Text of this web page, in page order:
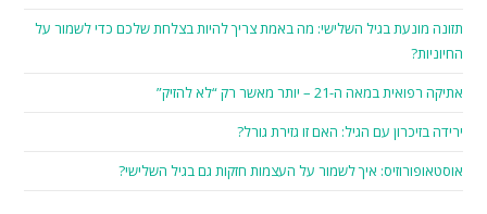
תזונה מונעת בגיל השלישי: מה באמת צריך להיות בצלחת שלכם כדי לשמור על
החיוניות?
אתיקה רפואית במאה ה-21 – יותר מאשר רק “לא להזיק”
ירידה בזיכרון עם הגיל: האם זו גזירת גורל?
אוסטאופורוזיס: איך לשמור על העצמות חזקות גם בגיל השלישי?